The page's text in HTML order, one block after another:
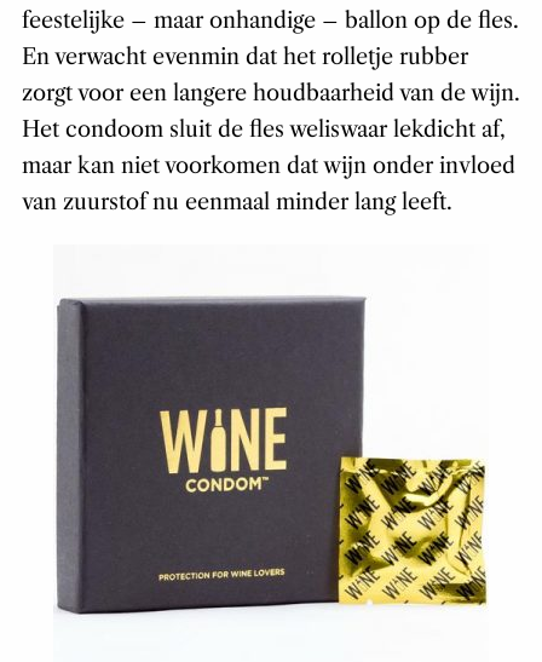
feestelijke – maar onhandige – ballon op de fles.
En verwacht evenmin dat het rolletje rubber
zorgt voor een langere houdbaarheid van de wijn.
Het condoom sluit de fles weliswaar lekdicht af,
maar kan niet voorkomen dat wijn onder invloed
van zuurstof nu eenmaal minder lang leeft.